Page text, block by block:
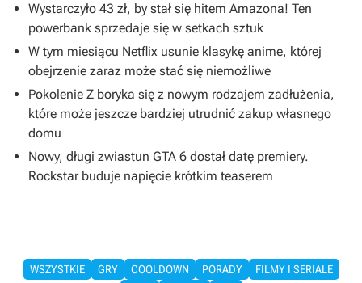
Wystarczyło 43 zł, by stał się hitem Amazona! Ten
powerbank sprzedaje się w setkach sztuk
W tym miesiącu Netflix usunie klasykę anime, której
obejrzenie zaraz może stać się niemożliwe
Pokolenie Z boryka się z nowym rodzajem zadłużenia,
które może jeszcze bardziej utrudnić zakup własnego
domu
Nowy, długi zwiastun GTA 6 dostał datę premiery.
Rockstar buduje napięcie krótkim teaserem
WSZYSTKIE GRY COOLDOWN PORADY
FILMY I SERIALE